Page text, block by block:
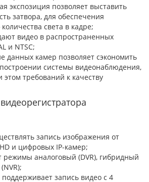
экспозиция позволяет выставить
затвора, для обеспечения
света в кадре;
видео в распространенных
и NTSC;
данных камер позволяет сэкономить
системы видеонаблюдения,
требований к качеству
запись изображения от
и цифровых IP-камер;
режимы аналоговый (DVR), гибридный
запись видео с 4